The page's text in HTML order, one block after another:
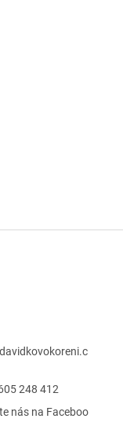
davidkovokoreni.c
248 412
nás na Faceboo